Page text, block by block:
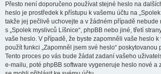
Přesto není doporučeno používat stejné heslo na
heslo je prostředek k přístupu k vašemu účtu na
takže jej pečlivě uchovejte a v žádném případě nebude
s „Spolek myslivců Líšnice“, phpBB nebo jiné, třetí
vaše heslo. V případě, že byste zapomněli vaše heslo k
použít funkci „Zapomněl jsem své heslo“ poskytovanou
Tento proces po vás bude žádat zadaní vašeho
e-mailu, poté phpBB software vygeneruje heslo nové a